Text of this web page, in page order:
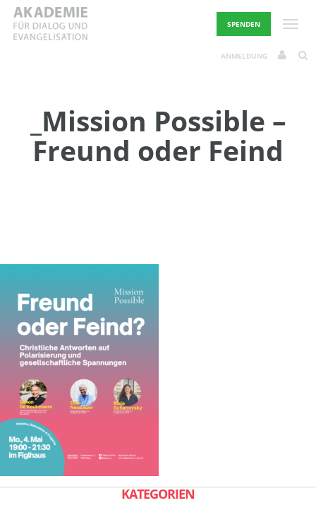
Skip
content
SPENDEN
ANMELDUNG
_Mission Possible –
Freund oder Feind
KATEGORIEN